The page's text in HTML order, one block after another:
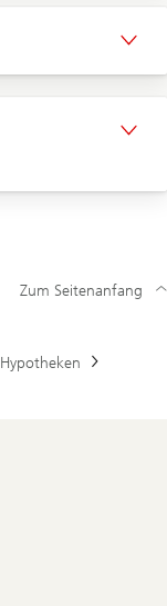
Hypotheken
Zum Seitenanfang